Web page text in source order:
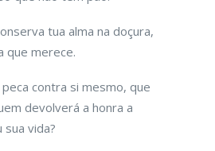
tua alma na doçura,
que merece.
contra si mesmo, que
devolverá a honra a
vida?